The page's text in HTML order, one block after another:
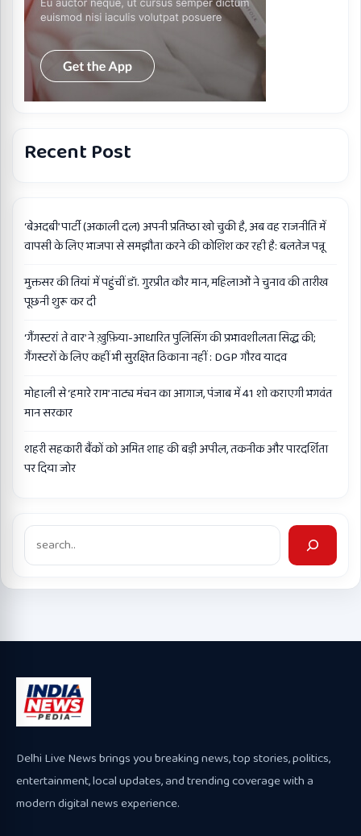
Recent Post
‘बेअदबी’ पार्टी (अकाली दल) अपनी प्रतिष्ठा खो चुकी है, अब वह राजनीति में
वापसी के लिए भाजपा से समझौता करने की कोशिश कर रही है: बलतेज पन्नू
मुक्तसर की तियां में पहुंचीं डॉ. गुरप्रीत कौर मान, महिलाओं ने चुनाव की तारीख
पूछनी शुरू कर दी
‘गैंगस्टरां ते वार’ ने ख़ुफ़िया-आधारित पुलिसिंग की प्रभावशीलता सिद्ध की;
गैंगस्टरों के लिए कहीं भी सुरक्षित ठिकाना नहीं : DGP गौरव यादव
मोहाली से ‘हमारे राम’ नाट्य मंचन का आगाज, पंजाब में 41 शो कराएगी भगवंत
मान सरकार
शहरी सहकारी बैंकों को अमित शाह की बड़ी अपील, तकनीक और पारदर्शिता
पर दिया जोर
Search
Delhi Live News brings you breaking news, top stories, politics,
entertainment, local updates, and trending coverage with a
modern digital news experience.